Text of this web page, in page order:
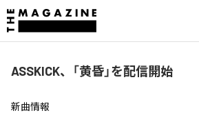
ASSKICK、「黄昏」を配信開始
新曲情報